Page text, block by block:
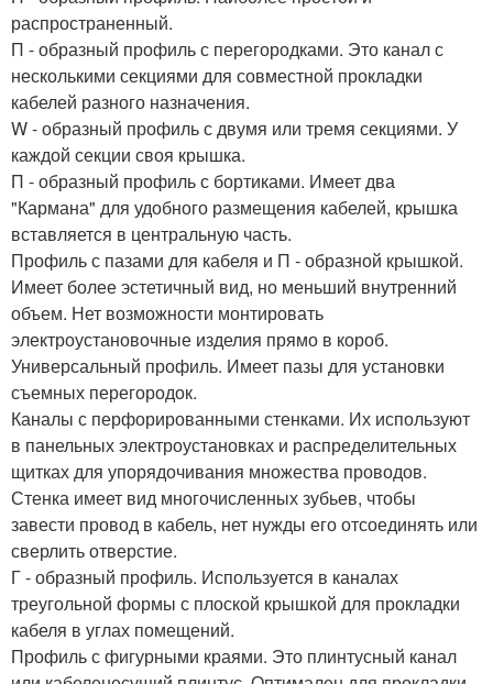
распространенный.
П - образный профиль с перегородками. Это канал с
несколькими секциями для совместной прокладки
кабелей разного назначения.
W - образный профиль с двумя или тремя секциями. У
каждой секции своя крышка.
П - образный профиль с бортиками. Имеет два
"Кармана" для удобного размещения кабелей, крышка
вставляется в центральную часть.
Профиль с пазами для кабеля и П - образной крышкой.
Имеет более эстетичный вид, но меньший внутренний
объем. Нет возможности монтировать
электроустановочные изделия прямо в короб.
Универсальный профиль. Имеет пазы для установки
съемных перегородок.
Каналы с перфорированными стенками. Их используют
в панельных электроустановках и распределительных
щитках для упорядочивания множества проводов.
Стенка имеет вид многочисленных зубьев, чтобы
завести провод в кабель, нет нужды его отсоединять или
сверлить отверстие.
Г - образный профиль. Используется в каналах
треугольной формы с плоской крышкой для прокладки
кабеля в углах помещений.
Профиль с фигурными краями. Это плинтусный канал